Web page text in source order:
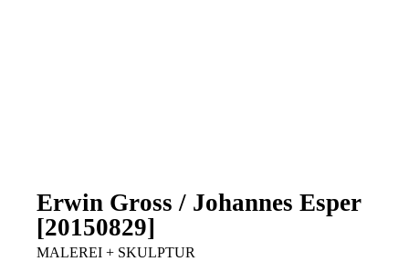
Erwin Gross / Johannes Esper
[20150829]
MALEREI + SKULPTUR